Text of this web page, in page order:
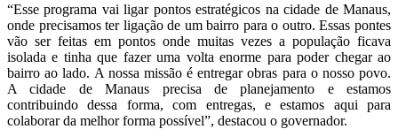
“Esse programa vai ligar pontos estratégicos na cidade de Manaus,
onde precisamos ter ligação de um bairro para o outro. Essas pontes
vão ser feitas em pontos onde muitas vezes a população ficava
isolada e tinha que fazer uma volta enorme para poder chegar ao
bairro ao lado. A nossa missão é entregar obras para o nosso povo.
A cidade de Manaus precisa de planejamento e estamos
contribuindo dessa forma, com entregas, e estamos aqui para
colaborar da melhor forma possível”, destacou o governador.